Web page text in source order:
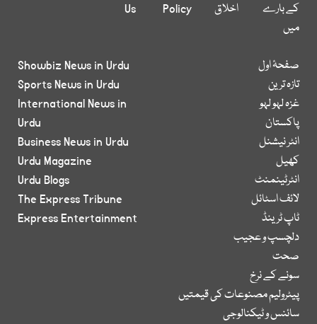
کے بارے
میں
اخلاق
Policy
Us
صفحۂ اول
تازہ ترین
غزہ لہو لہو
پاکستان
انٹر نیشنل
کھیل
انٹرٹینمنٹ
لائف اسٹائل
ٹاپ ٹرینڈ
دلچسپ و عجیب
صحت
سونے کے نرخ
پیٹرولیم مصنوعات کی قیمتیں
سائنس و ٹیکنالوجی
Showbiz News in Urdu
Sports News in Urdu
International News in
Urdu
Business News in Urdu
Urdu Magazine
Urdu Blogs
The Express Tribune
Express Entertainment